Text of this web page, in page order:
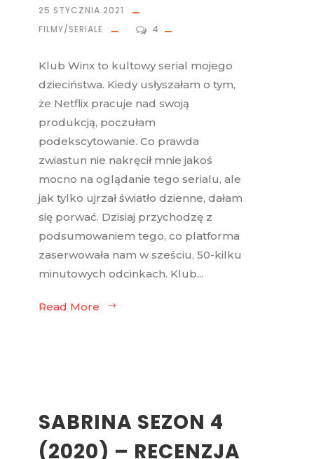
25 STYCZNIA 2021
FILMY/SERIALE
4
Klub Winx to kultowy serial mojego
dzieciństwa. Kiedy usłyszałam o tym,
że Netflix pracuje nad swoją
produkcją, poczułam
podekscytowanie. Co prawda
zwiastun nie nakręcił mnie jakoś
mocno na oglądanie tego serialu, ale
jak tylko ujrzał światło dzienne, dałam
się porwać. Dzisiaj przychodzę z
podsumowaniem tego, co platforma
zaserwowała nam w sześciu, 50-kilku
minutowych odcinkach. Klub...
Read More
SABRINA SEZON 4
(2020) – RECENZJA